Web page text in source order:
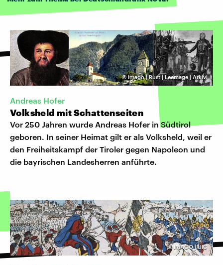
©imago | Rust | Leemage | Arkivi
Andreas Hofer
Volksheld mit Schattenseiten
Vor 250 Jahren wurde Andreas Hofer in Südtirol
geboren. In seiner Heimat gilt er als Volksheld, weil er
den Freiheitskampf der Tiroler gegen Napoleon und
die bayrischen Landesherren anführte.
©IMAGO | UIG